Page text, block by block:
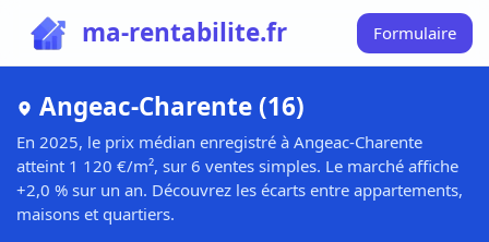
ma-rentabilite.fr Formulaire
Angeac-Charente (16)
En 2025, le prix médian enregistré à Angeac-Charente
atteint 1 120 €/m², sur 6 ventes simples. Le marché affiche
+2,0 % sur un an. Découvrez les écarts entre appartements,
maisons et quartiers.